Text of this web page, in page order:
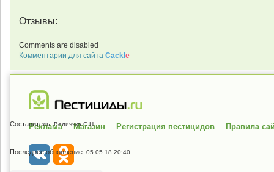
Отзывы:
Comments are disabled
Комментарии для сайта Cackl e
Составитель:Величчко С.Н.
Последнее обновление: 05.05.18 20:40
Реклама Магазин Регистрация пестицидов Правила